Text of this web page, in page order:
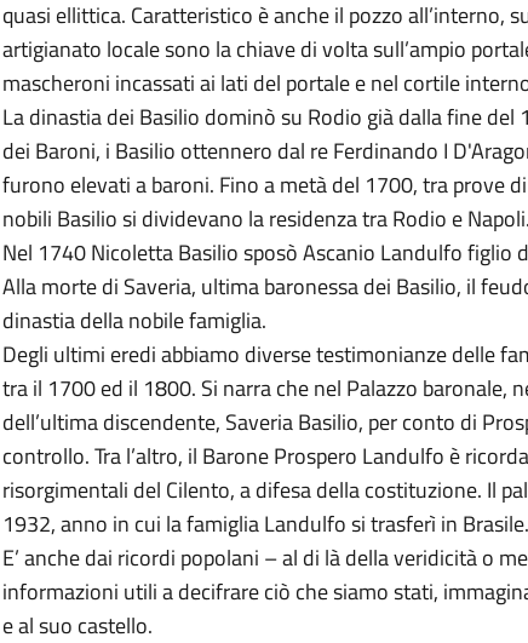
quasi ellittica. Caratteristico è anche il pozzo all’interno,
artigianato locale sono la chiave di volta sull’ampio
mascheroni incassati ai lati del portale e nel cortile
La dinastia dei Basilio dominò su Rodio già dalla fine
dei Baroni, i Basilio ottennero dal re Ferdinando I
furono elevati a baroni. Fino a metà del 1700, tra prove
nobili Basilio si dividevano la residenza tra Rodio e Napoli.
Nel 1740 Nicoletta Basilio sposò Ascanio Landulfo figlio
Alla morte di Saveria, ultima baronessa dei Basilio, il
dinastia della nobile famiglia.
Degli ultimi eredi abbiamo diverse testimonianze delle
tra il 1700 ed il 1800. Si narra che nel Palazzo baronale,
dell’ultima discendente, Saveria Basilio, per conto di
controllo. Tra l’altro, il Barone Prospero Landulfo è
risorgimentali del Cilento, a difesa della costituzione. Il
1932, anno in cui la famiglia Landulfo si trasferì in Brasile.
E’ anche dai ricordi popolani – al di là della veridicità o
informazioni utili a decifrare ciò che siamo stati,
e al suo castello.